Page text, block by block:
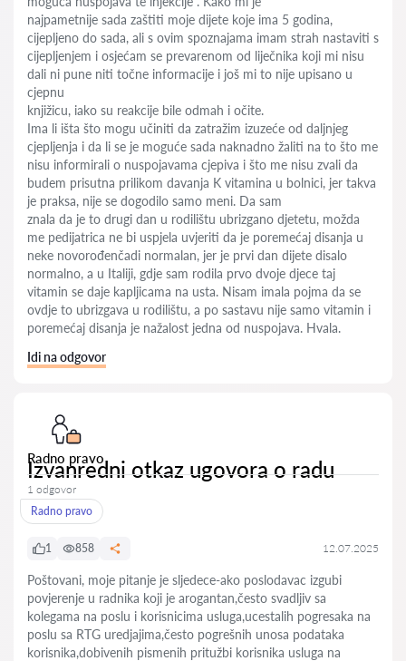
najpametnije sada zaštiti moje dijete koje ima 5 godina,
cijepljeno do sada, ali s ovim spoznajama imam strah nastaviti s
cijepljenjem i osjećam se prevarenom od liječnika koji mi nisu
dali ni pune niti točne informacije i još mi to nije upisano u
cjepnu
knjižicu, iako su reakcije bile odmah i očite.
Ima li išta što mogu učiniti da zatražim izuzeće od daljnjeg
cjepljenja i da li se je moguće sada naknadno žaliti na to što me
nisu informirali o nuspojavama cjepiva i što me nisu zvali da
budem prisutna prilikom davanja K vitamina u bolnici, jer takva
je praksa, nije se dogodilo samo meni. Da sam
znala da je to drugi dan u rodilištu ubrizgano djetetu, možda
me pedijatrica ne bi uspjela uvjeriti da je poremećaj disanja u
neke novorođenčadi normalan, jer je prvi dan dijete disalo
normalno, a u Italiji, gdje sam rodila prvo dvoje djece taj
vitamin se daje kapljicama na usta. Nisam imala pojma da se
ovdje to ubrizgava u rodilištu, a po sastavu nije samo vitamin i
poremećaj disanja je nažalost jedna od nuspojava. Hvala.
Idi na odgovor
Radno pravo
Izvanredni otkaz ugovora o radu
1 odgovor
Radno pravo
1 858 12.07.2025
Poštovani, moje pitanje je sljedece-ako poslodavac izgubi
povjerenje u radnika koji je arogantan,često svadljiv sa
kolegama na poslu i korisnicima usluga,ucestalih pogresaka na
poslu sa RTG uredjajima,često pogrešnih unosa podataka
korisnika,dobivenih pismenih pritužbi korisnika usluga na